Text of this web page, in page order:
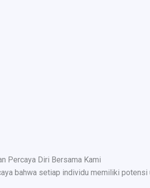
Percaya Diri Bersama Kami
bahwa setiap individu memiliki